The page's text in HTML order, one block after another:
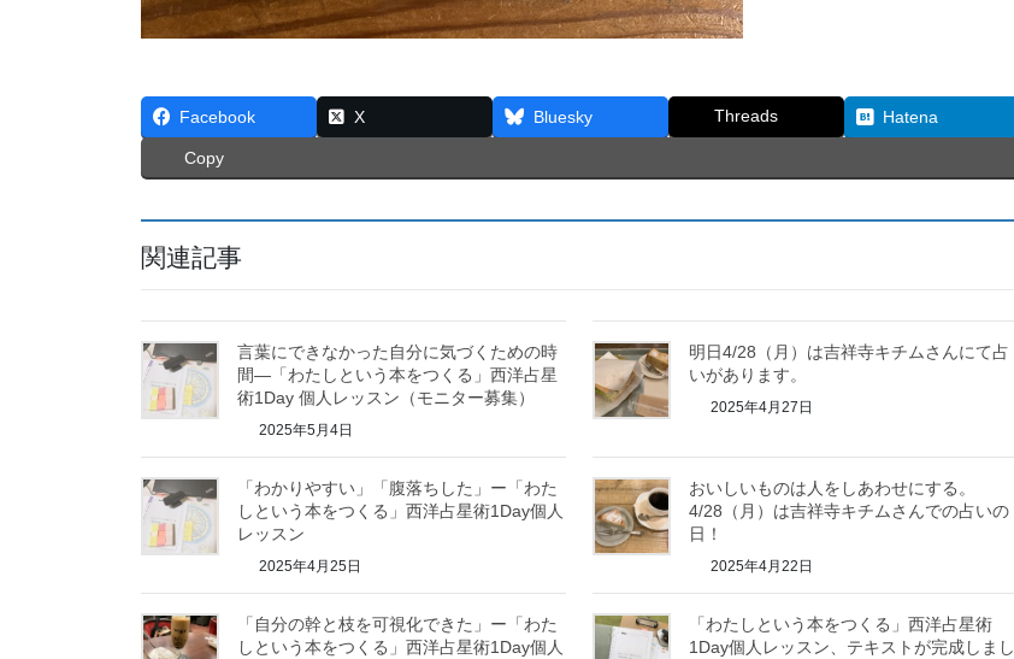
Facebook X Bluesky Threads Hatena
Copy
関連記事
言葉にできなかった自分に気づくための時
間―「わたしという本をつくる」西洋占星
術1Day 個人レッスン（モニター募集）
2025年5月4日
明日4/28（月）は吉祥寺キチムさんにて占
いがあります。
2025年4月27日
「わかりやすい」「腹落ちした」ー「わた
しという本をつくる」西洋占星術1Day個人
レッスン
2025年4月25日
おいしいものは人をしあわせにする。
4/28（月）は吉祥寺キチムさんでの占いの
日！
2025年4月22日
「自分の幹と枝を可視化できた」ー「わた
しという本をつくる」西洋占星術1Day個人
「わたしという本をつくる」西洋占星術
1Day個人レッスン、テキストが完成しまし